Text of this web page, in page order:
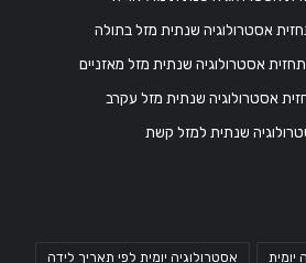
יומית אסטרולוגיה יומית לפי תאריך לידה